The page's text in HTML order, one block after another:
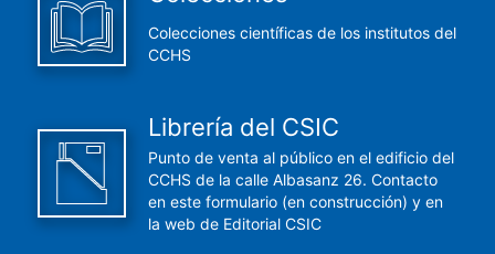
Colecciones científicas de los institutos del
CCHS
Librería del CSIC
Punto de venta al público en el edificio del
CCHS de la calle Albasanz 26. Contacto
en este formulario (en construcción) y en
la web de Editorial CSIC